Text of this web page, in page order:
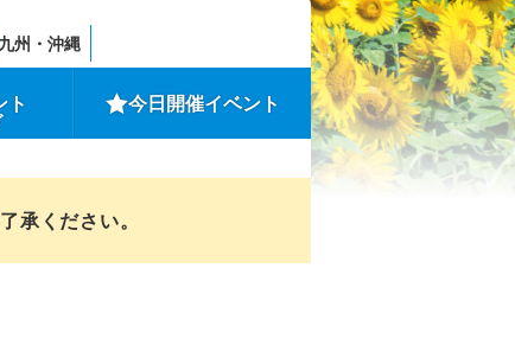
九州・沖縄
ト 今日開催イベント
承ください。